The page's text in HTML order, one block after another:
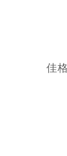
佳